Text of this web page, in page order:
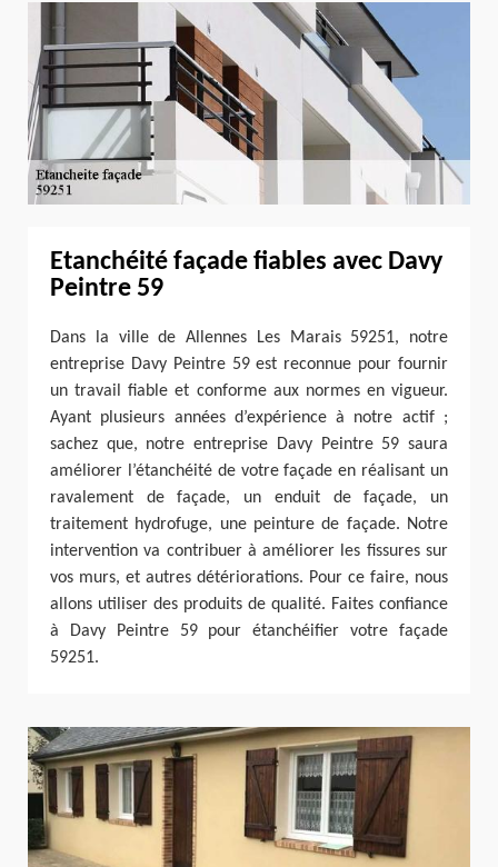
Etanchéité façade fiables avec Davy
Peintre 59
Dans la ville de Allennes Les Marais 59251, notre
entreprise Davy Peintre 59 est reconnue pour fournir
un travail fiable et conforme aux normes en vigueur.
Ayant plusieurs années d’expérience à notre actif ;
sachez que, notre entreprise Davy Peintre 59 saura
améliorer l’étanchéité de votre façade en réalisant un
ravalement de façade, un enduit de façade, un
traitement hydrofuge, une peinture de façade. Notre
intervention va contribuer à améliorer les fissures sur
vos murs, et autres détériorations. Pour ce faire, nous
allons utiliser des produits de qualité. Faites confiance
à Davy Peintre 59 pour étanchéifier votre façade
59251.